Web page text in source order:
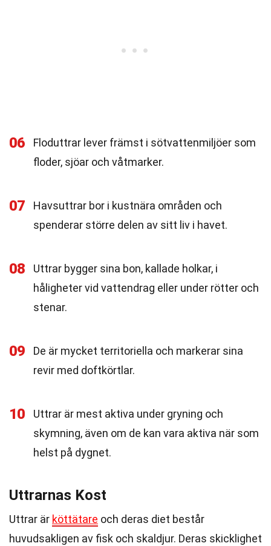
06
Floduttrar lever främst i sötvattenmiljöer som
floder, sjöar och våtmarker.
07
Havsuttrar bor i kustnära områden och
spenderar större delen av sitt liv i havet.
08
Uttrar bygger sina bon, kallade holkar, i
håligheter vid vattendrag eller under rötter och
stenar.
09
De är mycket territoriella och markerar sina
revir med doftkörtlar.
10
Uttrar är mest aktiva under gryning och
skymning, även om de kan vara aktiva när som
helst på dygnet.
Uttrarnas Kost
Uttrar är köttätare och deras diet består
huvudsakligen av fisk och skaldjur. Deras skicklighet